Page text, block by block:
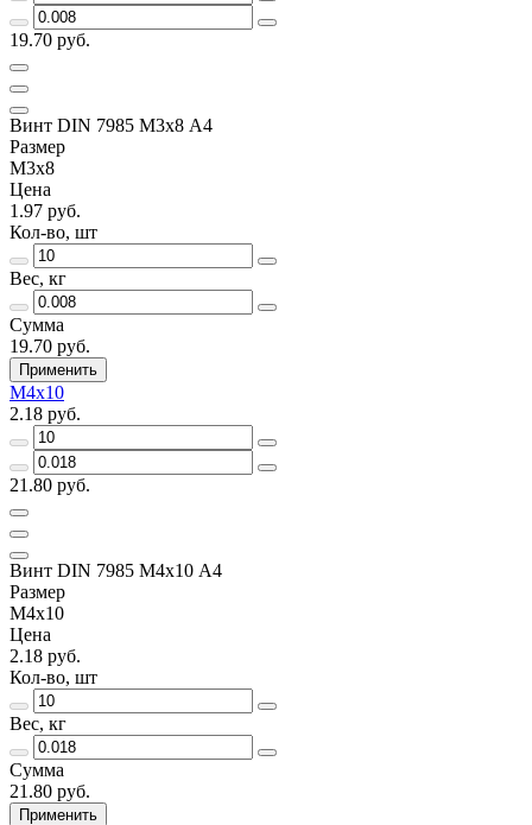
19.70 руб.
Винт DIN 7985 М3х8 A4
Размер
М3х8
Цена
1.97 руб.
Кол-во, шт
Вес, кг
Сумма
19.70 руб.
Применить
М4х10
2.18 руб.
21.80 руб.
Винт DIN 7985 М4х10 A4
Размер
М4х10
Цена
2.18 руб.
Кол-во, шт
Вес, кг
Сумма
21.80 руб.
Применить